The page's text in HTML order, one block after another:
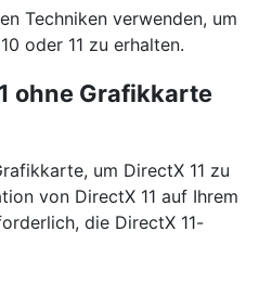
Techniken verwenden, um
oder 11 zu erhalten.
ohne Grafikkarte
um DirectX 11 zu
von DirectX 11 auf Ihrem
die DirectX 11-